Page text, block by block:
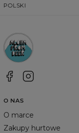
POLSKI
O NAS
O marce
Zakupy hurtowe